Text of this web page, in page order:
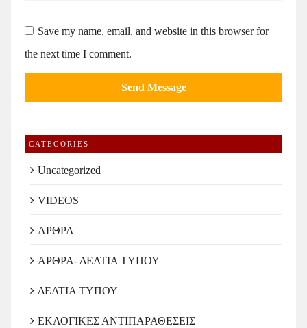
Save my name, email, and website in this browser for
the next time I comment.
CATEGORIES
Uncategorized
VIDEOS
ΑΡΘΡΑ
ΑΡΘΡΑ- ΔΕΛΤΙΑ ΤΥΠΟΥ
ΔΕΛΤΙΑ ΤΥΠΟΥ
ΕΚΛΟΓΙΚΕΣ ΑΝΤΙΠΑΡΑΘΕΣΕΙΣ